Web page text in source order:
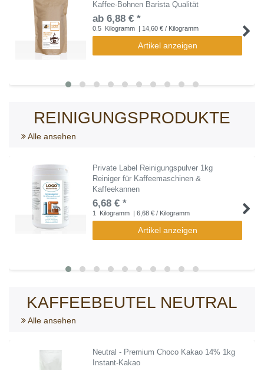
Kaffee-Bohnen Barista Qualität
ab 6,88 € *
0.5 Kilogramm | 14,60 € / Kilogramm
Artikel anzeigen
REINIGUNGSPRODUKTE
Alle ansehen
Private Label Reinigungspulver 1kg
Reiniger für Kaffeemaschinen &
Kaffeekannen
6,68 € *
1 Kilogramm | 6,68 € / Kilogramm
Artikel anzeigen
KAFFEEBEUTEL NEUTRAL
Alle ansehen
Neutral - Premium Choco Kakao 14% 1kg
Instant-Kakao